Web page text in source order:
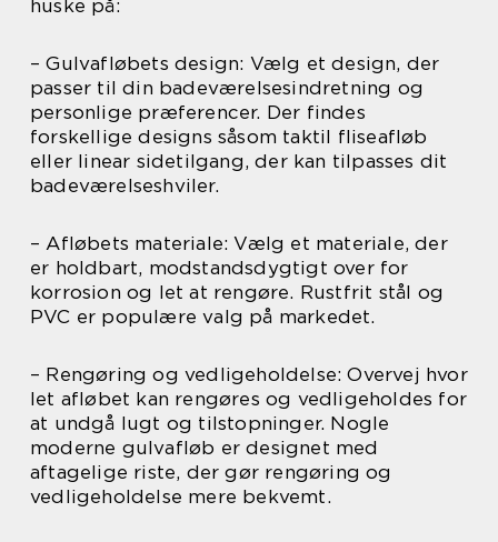
huske på:
– Gulvafløbets design: Vælg et design, der
passer til din badeværelsesindretning og
personlige præferencer. Der findes
forskellige designs såsom taktil fliseafløb
eller linear sidetilgang, der kan tilpasses dit
badeværelseshviler.
– Afløbets materiale: Vælg et materiale, der
er holdbart, modstandsdygtigt over for
korrosion og let at rengøre. Rustfrit stål og
PVC er populære valg på markedet.
– Rengøring og vedligeholdelse: Overvej hvor
let afløbet kan rengøres og vedligeholdes for
at undgå lugt og tilstopninger. Nogle
moderne gulvafløb er designet med
aftagelige riste, der gør rengøring og
vedligeholdelse mere bekvemt.